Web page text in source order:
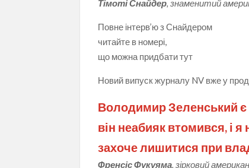
Тімоті Снайдер, знаменитий
Повне інтерв’ю з Снайдером
читайте в номері,
що можна придбати тут
Новий випуск журналу NV вже у
Володимир Зеленський є
він неабияк втомився, і
захоче лишитися при
Френсіс Фукуяма, зірковий